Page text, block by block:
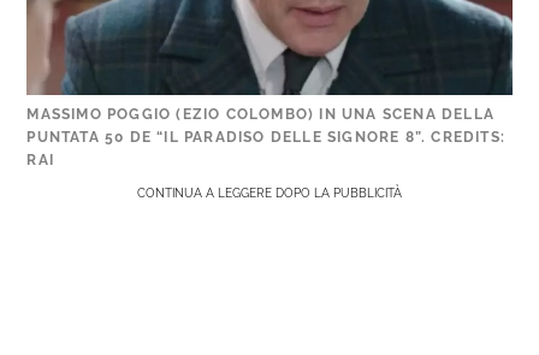
MASSIMO POGGIO (EZIO COLOMBO) IN UNA SCENA DELLA
PUNTATA 50 DE “IL PARADISO DELLE SIGNORE 8”. CREDITS:
RAI
CONTINUA A LEGGERE DOPO LA PUBBLICITÀ